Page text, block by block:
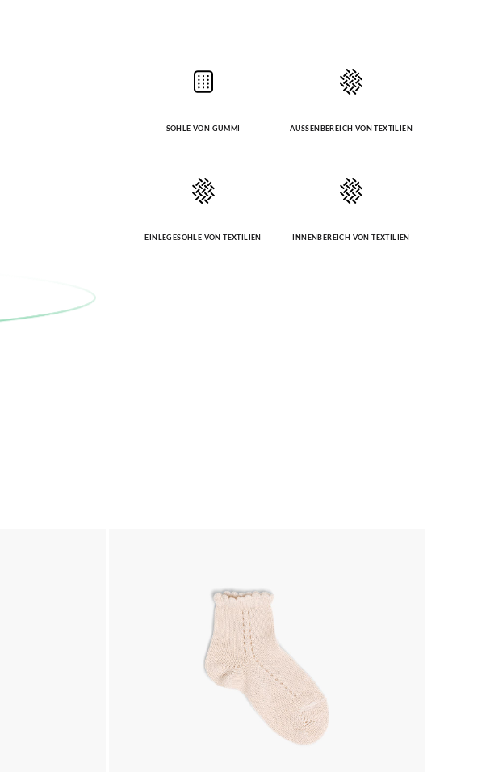
SOHLE VON GUMMI AUSSENBEREICH VON TEXTILIEN
EINLEGESOHLE VON TEXTILIEN INNENBEREICH VON TEXTILIEN